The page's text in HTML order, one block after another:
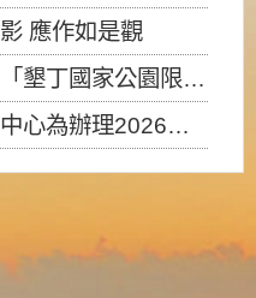
應作如是觀
域遊憩活動之種類、範圍、時間及行為」，自即日生效。
競賽，陸、海、空域警戒及協調相關事宜，因颱風備案事宜